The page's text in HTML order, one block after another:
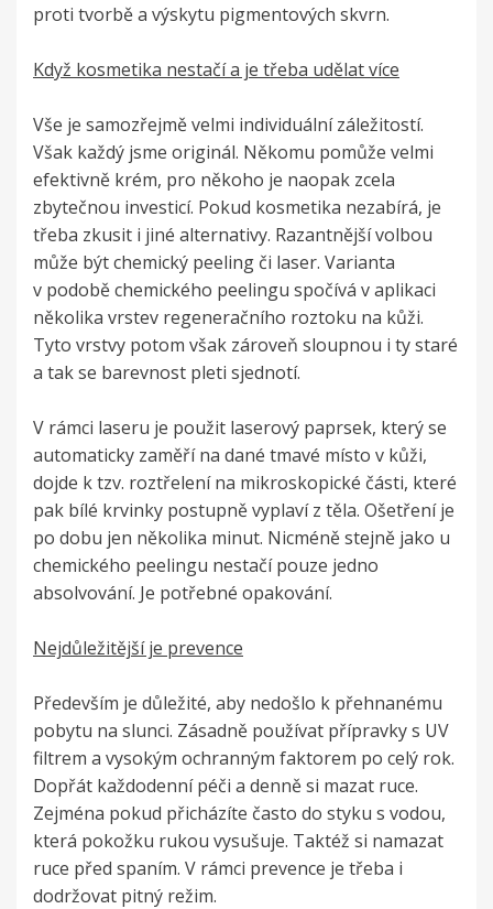
proti tvorbě a výskytu pigmentových skvrn.
Když kosmetika nestačí a je třeba udělat více
Vše je samozřejmě velmi individuální záležitostí.
Však každý jsme originál. Někomu pomůže velmi
efektivně krém, pro někoho je naopak zcela
zbytečnou investicí. Pokud kosmetika nezabírá, je
třeba zkusit i jiné alternativy. Razantnější volbou
může být chemický peeling či laser. Varianta
v podobě chemického peelingu spočívá v aplikaci
několika vrstev regeneračního roztoku na kůži.
Tyto vrstvy potom však zároveň sloupnou i ty staré
a tak se barevnost pleti sjednotí.
V rámci laseru je použit laserový paprsek, který se
automaticky zaměří na dané tmavé místo v kůži,
dojde k tzv. roztřelení na mikroskopické části, které
pak bílé krvinky postupně vyplaví z těla. Ošetření je
po dobu jen několika minut. Nicméně stejně jako u
chemického peelingu nestačí pouze jedno
absolvování. Je potřebné opakování.
Nejdůležitější je prevence
Především je důležité, aby nedošlo k přehnanému
pobytu na slunci. Zásadně používat přípravky s UV
filtrem a vysokým ochranným faktorem po celý rok.
Dopřát každodenní péči a denně si mazat ruce.
Zejména pokud přicházíte často do styku s vodou,
která pokožku rukou vysušuje. Taktéž si namazat
ruce před spaním. V rámci prevence je třeba i
dodržovat pitný režim.